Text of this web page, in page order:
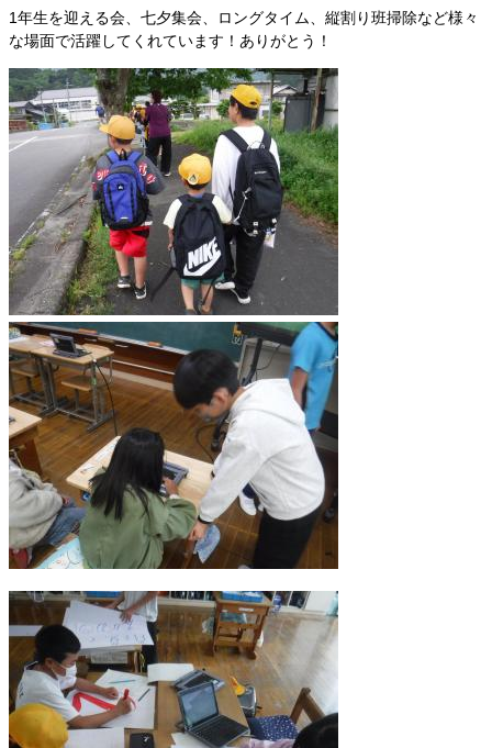
1年生を迎える会、七夕集会、ロングタイム、縦割り班掃除など様々
な場面で活躍してくれています！ありがとう！